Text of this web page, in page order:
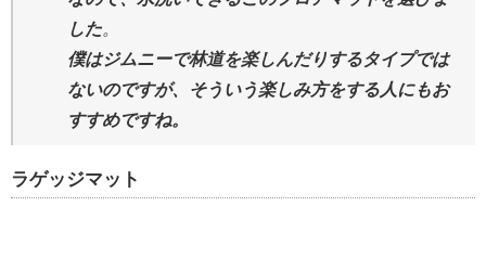
した。
僕はジムニーで林道を楽しんだりするタイプでは
ないのですが、そういう楽しみ方をする人にもお
すすめですね。
ラゲッジマット